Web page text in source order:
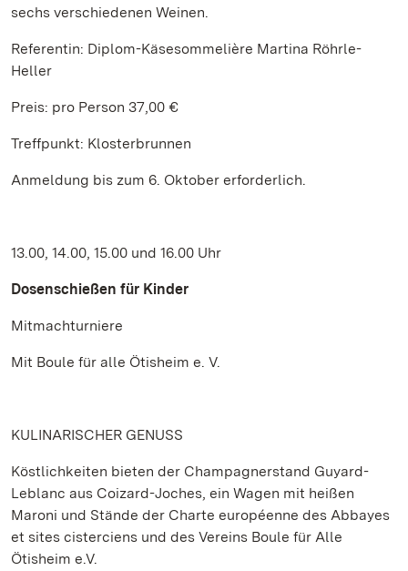
sechs verschiedenen Weinen.
Referentin: Diplom-Käsesommelière Martina Röhrle-
Heller
Preis: pro Person 37,00 €
Treffpunkt: Klosterbrunnen
Anmeldung bis zum 6. Oktober erforderlich.
13.00, 14.00, 15.00 und 16.00 Uhr
Dosenschießen für Kinder
Mitmachturniere
Mit Boule für alle Ötisheim e. V.
KULINARISCHER GENUSS
Köstlichkeiten bieten der Champagnerstand Guyard-
Leblanc aus Coizard-Joches, ein Wagen mit heißen
Maroni und Stände der Charte européenne des Abbayes
et sites cisterciens und des Vereins Boule für Alle
Ötisheim e.V.